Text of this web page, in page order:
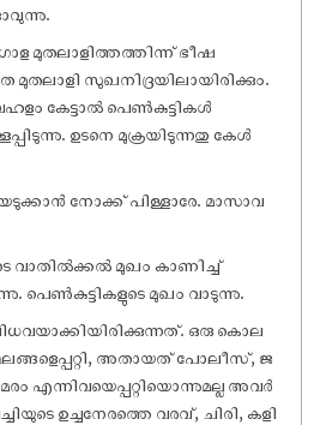
മുതലാളിത്തത്തിന്ന് ഭീഷ
സുഖനിദ്രയിലായിരിക്കും.
കേട്ടാൽ പെൺകുട്ടികൾ
ഉടനെ മുക്രയിടുന്നതു കേൾ
നോക്ക് പിള്ളാരേ. മാസാവ
വാതിൽക്കൽ മുഖം കാണിച്ച്
പെൺകുട്ടികളുടെ മുഖം വാടുന്നു.
ഒരു കൊല
അതായത് പോലീസ്, ജ
എന്നിവയെപ്പറ്റിയൊന്നുമല്ല അവർ
ഉച്ചനേരത്തെ വരവ്, ചിരി, കളി